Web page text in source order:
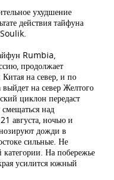
ухудшение
действия тайфуна
Rumbia,
продолжает
на север, и по
на север Желтого
циклон передаст
над
августа, ночью и
дожди в
сильные. Не
На побережье
усилится южный